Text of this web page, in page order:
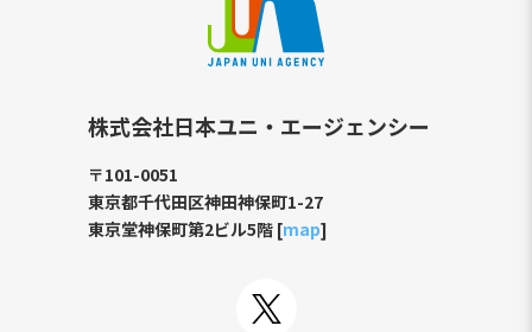
株式会社日本ユニ・エージェンシー
〒101-0051
東京都千代田区神田神保町1-27
東京堂神保町第2ビル5階 [map]